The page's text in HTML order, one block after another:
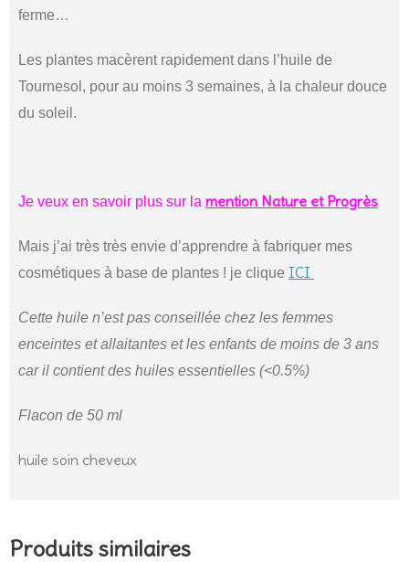
ferme…
Les plantes macèrent rapidement dans l’huile de
Tournesol, pour au moins 3 semaines, à la chaleur douce
du soleil.
Je veux en savoir plus sur la mention Nature et Progrès
Mais j’ai très très envie d’apprendre à fabriquer mes
cosmétiques à base de plantes ! je clique ICI
Cette huile n’est pas conseillée chez les femmes
enceintes et allaitantes et les enfants de moins de 3 ans
car il contient des huiles essentielles (<0.5%)
Flacon de 50 ml
huile soin cheveux
Produits similaires